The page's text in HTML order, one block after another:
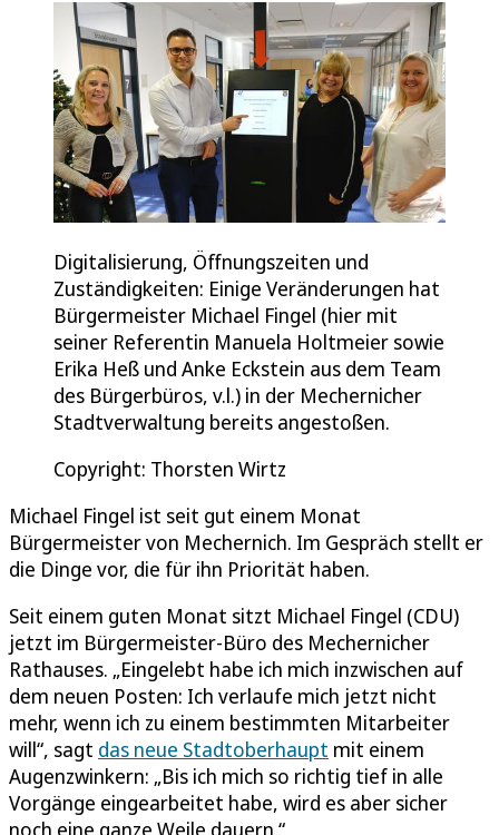
Digitalisierung, Öffnungszeiten und
Zuständigkeiten: Einige Veränderungen hat
Bürgermeister Michael Fingel (hier mit
seiner Referentin Manuela Holtmeier sowie
Erika Heß und Anke Eckstein aus dem Team
des Bürgerbüros, v.l.) in der Mechernicher
Stadtverwaltung bereits angestoßen.
Copyright: Thorsten Wirtz
Michael Fingel ist seit gut einem Monat
Bürgermeister von Mechernich. Im Gespräch stellt er
die Dinge vor, die für ihn Priorität haben.
Seit einem guten Monat sitzt Michael Fingel (CDU)
jetzt im Bürgermeister-Büro des Mechernicher
Rathauses. „Eingelebt habe ich mich inzwischen auf
dem neuen Posten: Ich verlaufe mich jetzt nicht
mehr, wenn ich zu einem bestimmten Mitarbeiter
will“, sagt das neue Stadtoberhaupt mit einem
Augenzwinkern: „Bis ich mich so richtig tief in alle
Vorgänge eingearbeitet habe, wird es aber sicher
noch eine ganze Weile dauern.“